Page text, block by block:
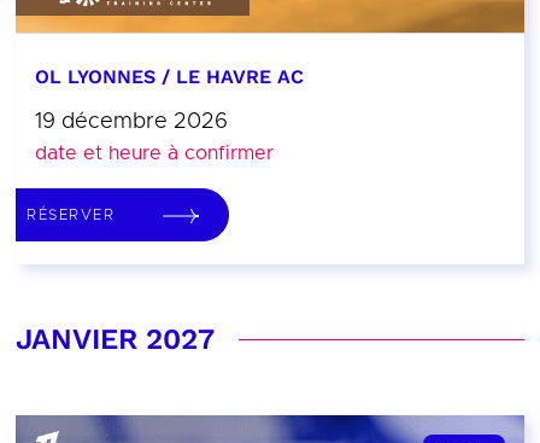
OL LYONNES / LE HAVRE AC
19 décembre 2026
date et heure à confirmer
RÉSERVER
JANVIER 2027